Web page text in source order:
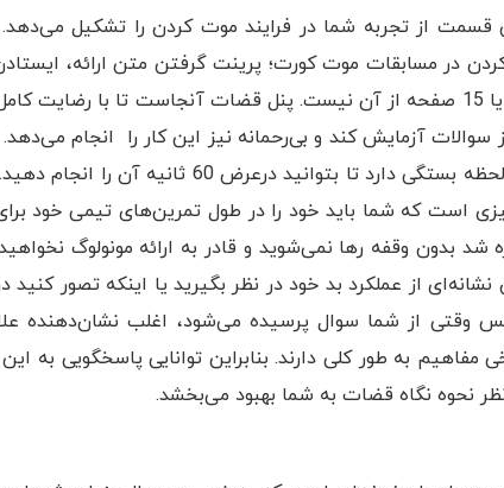
از تجربه شما در فرایند موت کردن را تشکیل می‌دهد.
در مسابقات موت کورت؛ پرینت گرفتن متن ارائه،
دادن برگه متن ارائه در آنجا و خواندن 10 یا 15 صفحه از آن نیست. پنل قضات آنجاست تا
از سوالات آزمایش ‌کند و بی‌رحمانه نیز این کار را انجام
شما به توانایی شما برای فکر کردن در آن لحظه بستگی دارد تا
است که شما باید خود را در طول تمرین‌های تیمی خود
بدون وقفه رها نمی‌شوید و قادر به ارائه مونولوگ
نشانه‌ای از عملکرد بد خود در نظر بگیرید یا اینکه تصور
وقتی از شما سوال پرسیده می‌شود، اغلب نشان‌دهنده
مفاهیم به طور کلی دارند. بنابراین توانایی پاسخگویی به
نحوه نگاه قضات به شما بهبود می‌بخشد.